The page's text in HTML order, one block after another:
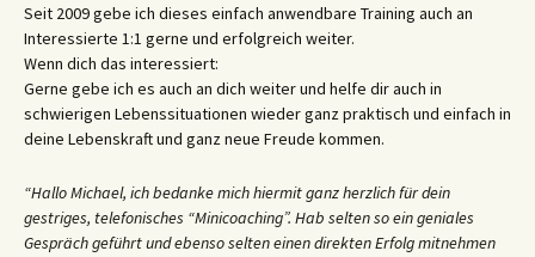
Seit 2009 gebe ich dieses einfach anwendbare Training auch an
Interessierte 1:1 gerne und erfolgreich weiter.
Wenn dich das interessiert:
Gerne gebe ich es auch an dich weiter und helfe dir auch in
schwierigen Lebenssituationen wieder ganz praktisch und einfach in
deine Lebenskraft und ganz neue Freude kommen.
“Hallo Michael, ich bedanke mich hiermit ganz herzlich für dein
gestriges, telefonisches “Minicoaching”. Hab selten so ein geniales
Gespräch geführt und ebenso selten einen direkten Erfolg mitnehmen